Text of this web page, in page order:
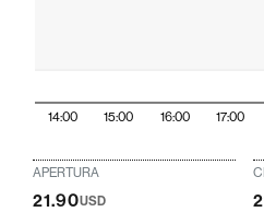
14:00 15:00 16:00 17:00
APERTURA
21.90USD